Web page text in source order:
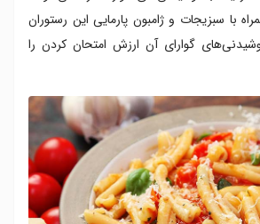
با سبزیجات و ژامبون پارمایی این رستوران
گوارای آن ارزش امتحان کردن را